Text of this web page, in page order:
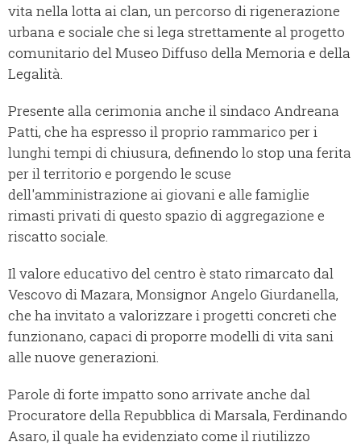
vita nella lotta ai clan, un percorso di rigenerazione
urbana e sociale che si lega strettamente al progetto
comunitario del Museo Diffuso della Memoria e della
Legalità.
Presente alla cerimonia anche il sindaco Andreana
Patti, che ha espresso il proprio rammarico per i
lunghi tempi di chiusura, definendo lo stop una ferita
per il territorio e porgendo le scuse
dell'amministrazione ai giovani e alle famiglie
rimasti privati di questo spazio di aggregazione e
riscatto sociale.
Il valore educativo del centro è stato rimarcato dal
Vescovo di Mazara, Monsignor Angelo Giurdanella,
che ha invitato a valorizzare i progetti concreti che
funzionano, capaci di proporre modelli di vita sani
alle nuove generazioni.
Parole di forte impatto sono arrivate anche dal
Procuratore della Repubblica di Marsala, Ferdinando
Asaro, il quale ha evidenziato come il riutilizzo